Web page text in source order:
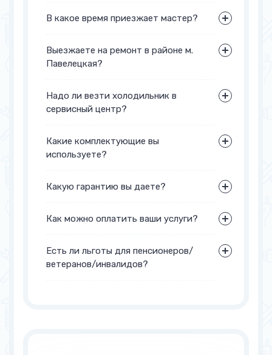
В какое время приезжает мастер?
Выезжаете на ремонт в районе м.
Павелецкая?
Надо ли везти холодильник в
сервисный центр?
Какие комплектующие вы
используете?
Какую гарантию вы даете?
Как можно оплатить ваши услуги?
Есть ли льготы для пенсионеров/
ветеранов/инвалидов?